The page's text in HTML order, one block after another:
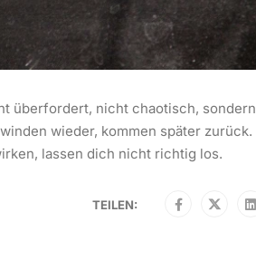
überfordert, nicht chaotisch, sondern
wieder, kommen später zurück.
lassen dich nicht richtig los.
TEILEN: